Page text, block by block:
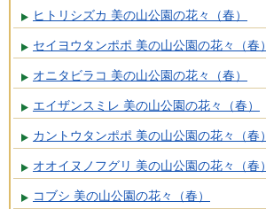
ヒトリシズカ 美の山公園の花々（春）
セイヨウタンポポ 美の山公園の花々（春）
オニタビラコ 美の山公園の花々（春）
エイザンスミレ 美の山公園の花々（春）
カントウタンポポ 美の山公園の花々（春）
オオイヌノフグリ 美の山公園の花々（春）
コブシ 美の山公園の花々（春）